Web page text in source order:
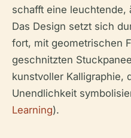
schafft eine leuchtende,
Das Design setzt sich
fort, mit geometrischen
geschnitzten
kunstvoller Kalligraphie,
Unendlichkeit
Learning).